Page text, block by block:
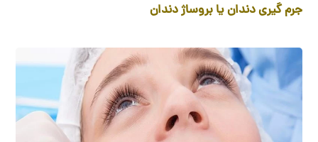
جرم گیری دندان یا بروساژ دندان